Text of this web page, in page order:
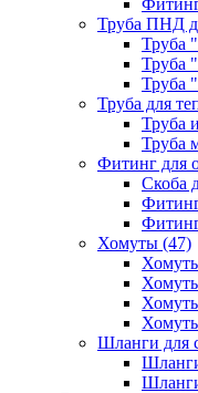
Труба ПНД
Труба
Труба
Труба
Труба для
Труба
Труба
Фитинг для
Скоба
Хомуты (47)
Шланги для